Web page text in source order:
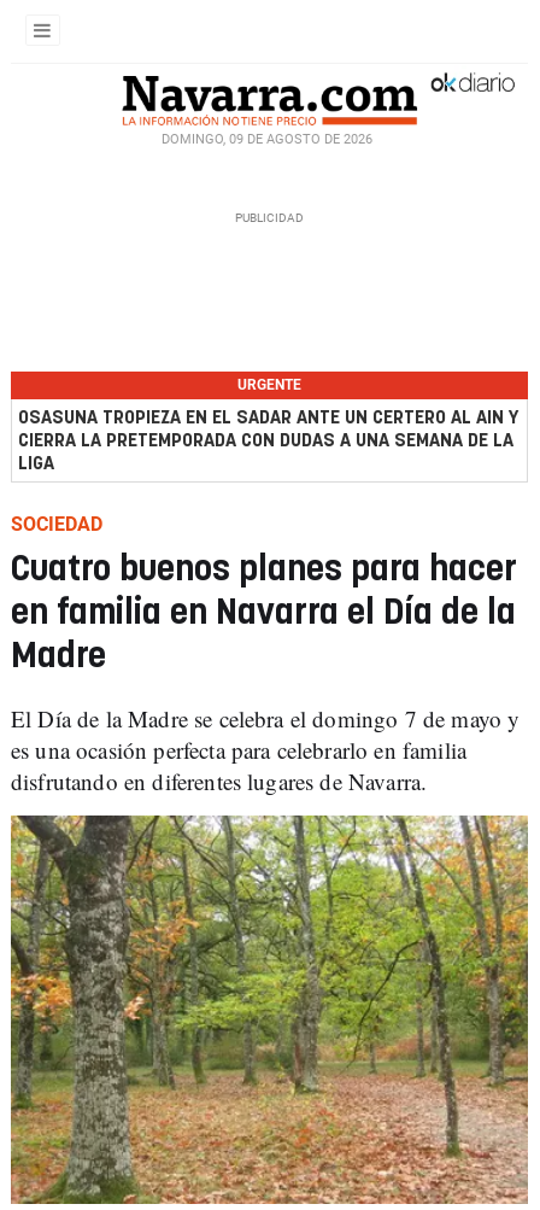
DOMINGO, 09 DE AGOSTO DE 2026
URGENTE
OSASUNA TROPIEZA EN EL SADAR ANTE UN CERTERO AL AIN Y
CIERRA LA PRETEMPORADA CON DUDAS A UNA SEMANA DE LA
LIGA
SOCIEDAD
Cuatro buenos planes para hacer
en familia en Navarra el Día de la
Madre
El Día de la Madre se celebra el domingo 7 de mayo y
es una ocasión perfecta para celebrarlo en familia
disfrutando en diferentes lugares de Navarra.